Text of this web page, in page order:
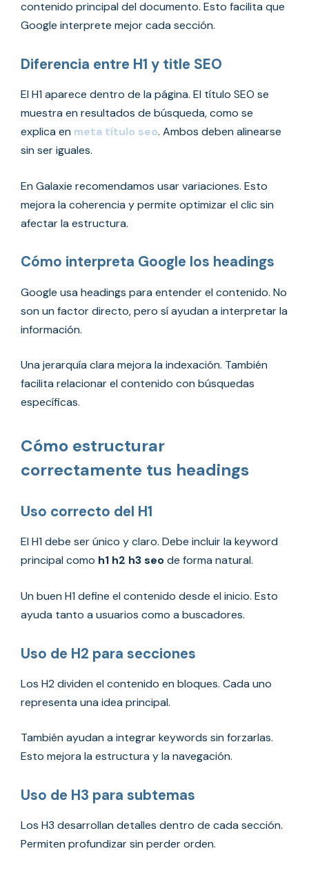
contenido principal del documento. Esto facilita que
Google interprete mejor cada sección.
Diferencia entre H1 y title SEO
El H1 aparece dentro de la página. El título SEO se
muestra en resultados de búsqueda, como se
explica en meta título seo. Ambos deben alinearse
sin ser iguales.
En Galaxie recomendamos usar variaciones. Esto
mejora la coherencia y permite optimizar el clic sin
afectar la estructura.
Cómo interpreta Google los headings
Google usa headings para entender el contenido. No
son un factor directo, pero sí ayudan a interpretar la
información.
Una jerarquía clara mejora la indexación. También
facilita relacionar el contenido con búsquedas
específicas.
Cómo estructurar
correctamente tus headings
Uso correcto del H1
El H1 debe ser único y claro. Debe incluir la keyword
principal como h1 h2 h3 seode forma natural.
Un buen H1 define el contenido desde el inicio. Esto
ayuda tanto a usuarios como a buscadores.
Uso de H2 para secciones
Los H2 dividen el contenido en bloques. Cada uno
representa una idea principal.
También ayudan a integrar keywords sin forzarlas.
Esto mejora la estructura y la navegación.
Uso de H3 para subtemas
Los H3 desarrollan detalles dentro de cada sección.
Permiten profundizar sin perder orden.